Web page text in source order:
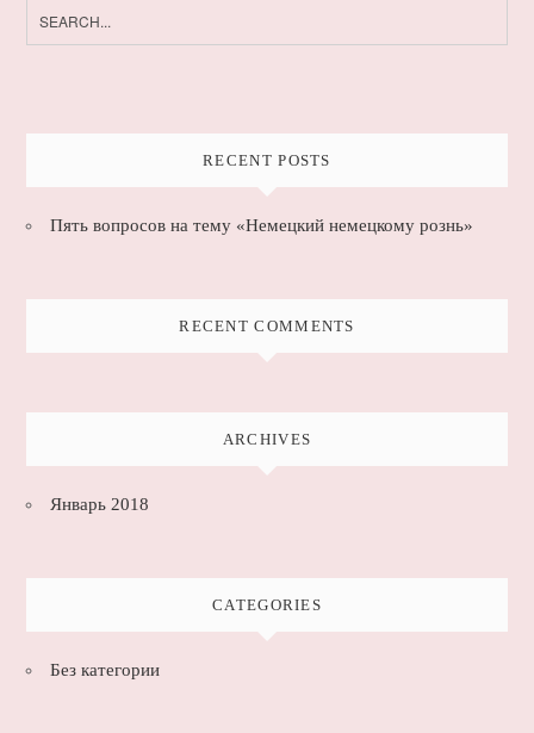
RECENT POSTS
Пять вопросов на тему «Немецкий немецкому рознь»
RECENT COMMENTS
ARCHIVES
Январь 2018
CATEGORIES
Без категории